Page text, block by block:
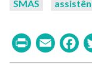
SMAS
Print